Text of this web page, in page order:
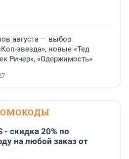
августа — выбор
звезда», новые «Тед
Ричер», «Одержимость»
- скидка 20% по
на любой заказ от